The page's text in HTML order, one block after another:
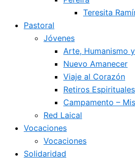
Teresita
Pastoral
Jóvenes
Arte, Humanismo
Nuevo Amanecer
Viaje al Corazón
Retiros Espirituales
Campamento –
Red Laical
Vocaciones
Vocaciones
Solidaridad